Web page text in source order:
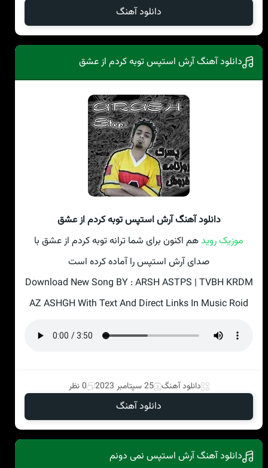
دانلود آهنگ
دانلود آهنگ آرش استپس توبه کردم از عشق
دانلود آهنگ آرش استپس توبه کردم از عشق
موزیک رویدهم اکنون برای شما ترانه توبه کردم از عشق با
صدای آرش استپس را آماده کرده است
Download New Song BY : ARSH ASTPS | TVBH KRDM
AZ ASHGH With Text And Direct Links In Music Roid
دانلود آهنگ 25 سپتامبر 2023 0 نظر
دانلود آهنگ
دانلود آهنگ آرش استپس نمی دونم